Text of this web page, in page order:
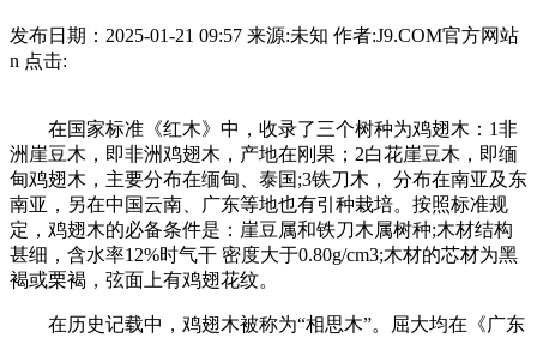
发布日期：2025-01-21 09:57 来源:未知 作者:J9.COM官方网站
n 点击:
在国家标准《红木》中，收录了三个树种为鸡翅木：1非
洲崖豆木，即非洲鸡翅木，产地在刚果；2白花崖豆木，即缅
甸鸡翅木，主要分布在缅甸、泰国;3铁刀木， 分布在南亚及东
南亚，另在中国云南、广东等地也有引种栽培。按照标准规
定，鸡翅木的必备条件是：崖豆属和铁刀木属树种;木材结构
甚细，含水率12%时气干 密度大于0.80g/cm3;木材的芯材为黑
褐或栗褐，弦面上有鸡翅花纹。
在历史记载中，鸡翅木被称为“相思木”。屈大均在《广东